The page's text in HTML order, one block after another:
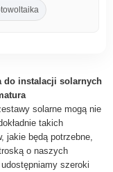
do instalacji solarnych
solarne mogą nie
takich
jakie będą potrzebne,
o naszych
szeroki